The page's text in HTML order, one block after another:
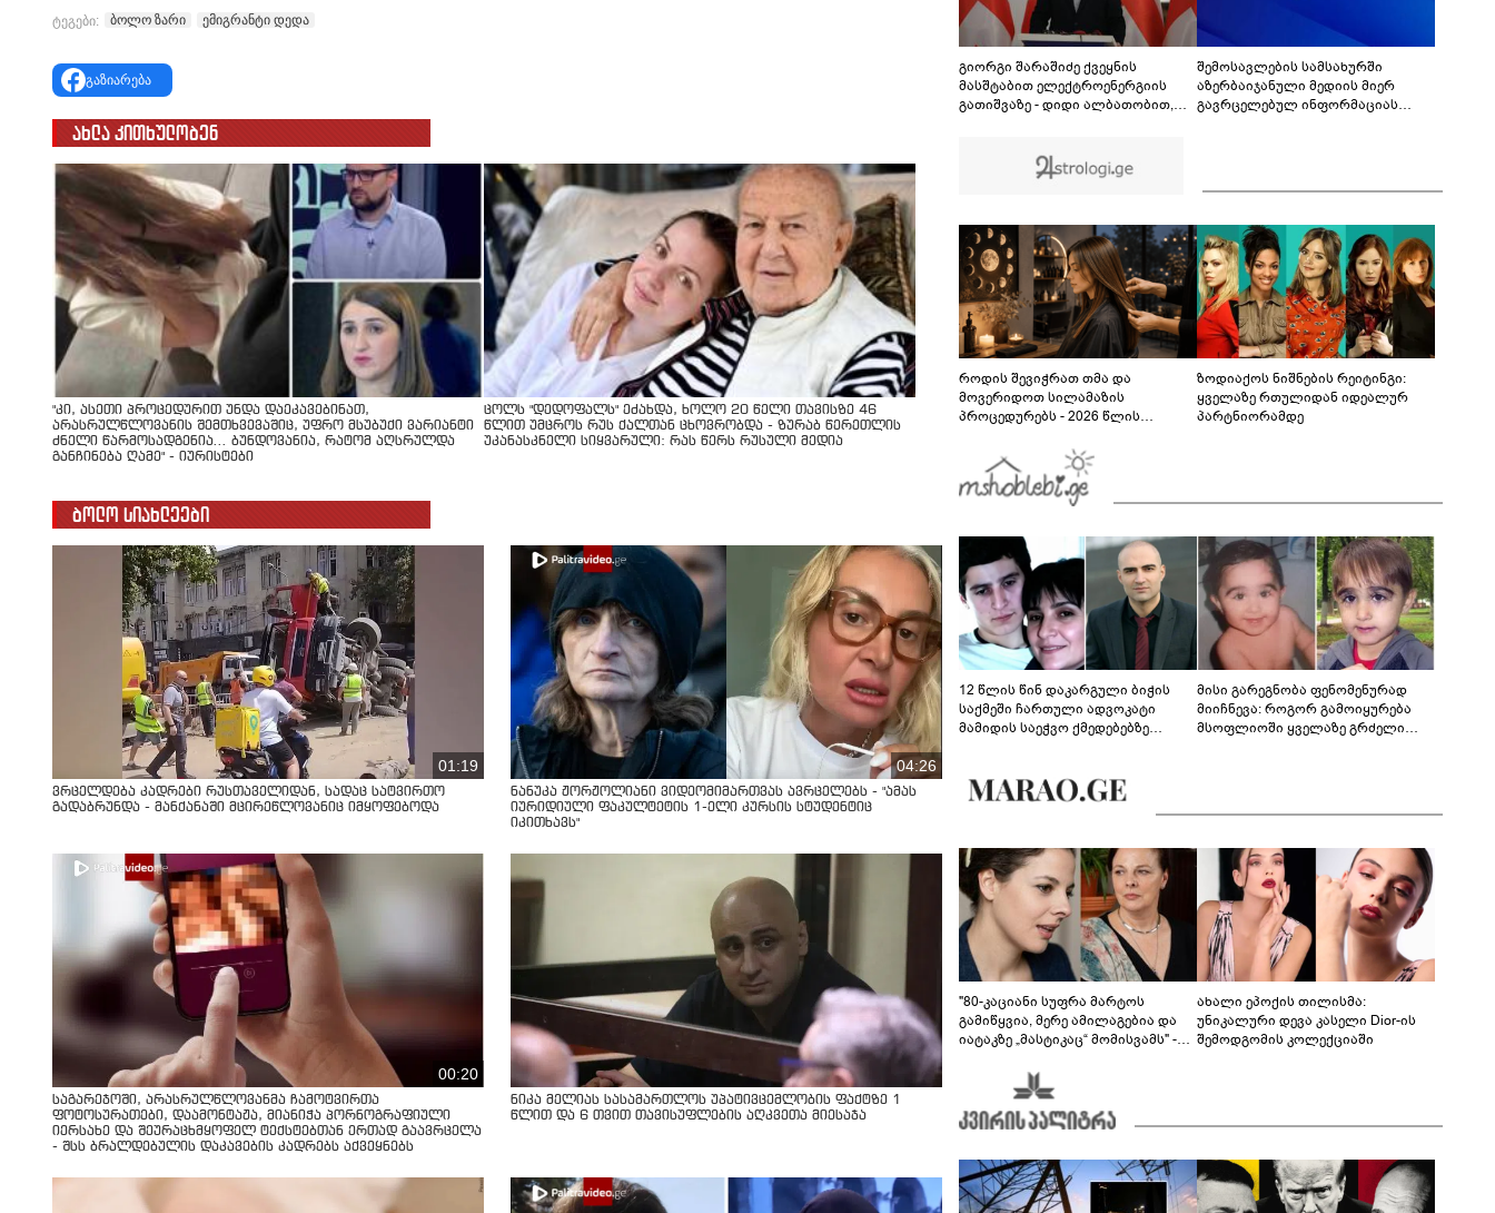
"ზეწარგადაფარებული მკვდარი, უსულოდ
დაგდებული შვილი არ უნახავს იმნაძის დედას"
- ეკა კუპატაძის პირველი ემოციური კომენტარი
ნია იმნაძის დაკავებაზე
ტეგები: ბოლო ზარი ემიგრანტი დედა
გაზიარება
ახლა კითხულობენ
"კი, ასეთი პროცედურით უნდა დაეკავებინათ,
არასრულწლოვანის შემთხვევაშიც, უფრო მსუბუქი ვარიანტი
ძნელი წარმოსადგენია... ბუნდოვანია, რატომ აღსრულდა
განჩინება ღამე" - იურისტები
ცოლს "დედოფალს" ეძახდა, ხოლო 20 წელი თავისზე 46
წლით უმცროს რუს ქალთან ცხოვრობდა - ზურაბ წერეთლის
უკანასკნელი სიყვარული: რას წერს რუსული მედია
ბოლო სიახლეები
01:19
ვრცელდება კადრები რუსთაველიდან, სადაც სატვირთო
გადაბრუნდა - მანქანაში მცირეწლოვანიც იმყოფებოდა
04:26
ნანუკა ჟორჟოლიანი ვიდეომიმართვას ავრცელებს - "ამას
იურიდიული ფაკულტეტის 1-ელი კურსის სტუდენტიც
იკითხავს"
00:20
საგარეჯოში, არასრულწლოვანმა ჩამოტვირთა
ფოტოსურათები, დაამონტაჟა, მიანიჭა პორნოგრაფიული
იერსახე და შეურაცხმყოფელ ტექსტებთან ერთად გაავრცელა
- შსს ბრალდებულის დაკავების კადრებს აქვეყნებს
ნიკა მელიას სასამართლოს უპატივცემლობის ფაქტზე 1
წლით და 6 თვით თავისუფლების აღკვეთა მიესაჯა
გიორგი შარაშიძე ქვეყნის
მასშტაბით ელექტროენერგიის
გათიშვაზე - დიდი ალბათობით,
აღიარება ურჩევნიათ ნამდვილი
მიზეზის გამოაშკარავებას
შემოსავლების სამსახურში
აზერბაიჯანული მედიის მიერ
გავრცელებულ ინფორმაციას
როდის შევიჭრათ თმა და
მოვერიდოთ სილამაზის
პროცედურებს - 2026 წლის
გზამკვლევი
ზოდიაქოს ნიშნების რეიტინგი:
ყველაზე რთულიდან იდეალურ
პარტნიორამდე
12 წლის წინ დაკარგული ბიჭის
საქმეში ჩართული ადვოკატი
მამიდის საეჭვო ქმედებებზე
მოწოდებაზე... წლობით
მიმდინარეობდა საქმის
მისი გარეგნობა ფენომენურად
მიიჩნევა: როგორ გამოიყურება
მსოფლიოში ყველაზე გრძელი
"80-კაციანი სუფრა მარტოს
გამიწყვია, მერე ამილაგებია და
იატაკზე „მასტიკაც“ მომისვამს" -
ტრადიციების შესახებ
ახალი ეპოქის თილისმა:
უნიკალური დევა კასელი Dior-ის
შემოდგომის კოლექციაში